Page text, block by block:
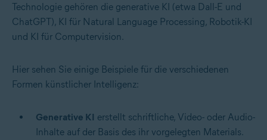
Technologie gehören die generative KI (etwa Dall-E und
ChatGPT), KI für Natural Language Processing, Robotik-KI
und KI für Computervision.
Hier sehen Sie einige Beispiele für die verschiedenen
Formen künstlicher Intelligenz:
Generative KI erstellt schriftliche, Video- oder Audio-
Inhalte auf der Basis des ihr vorgelegten Materials.